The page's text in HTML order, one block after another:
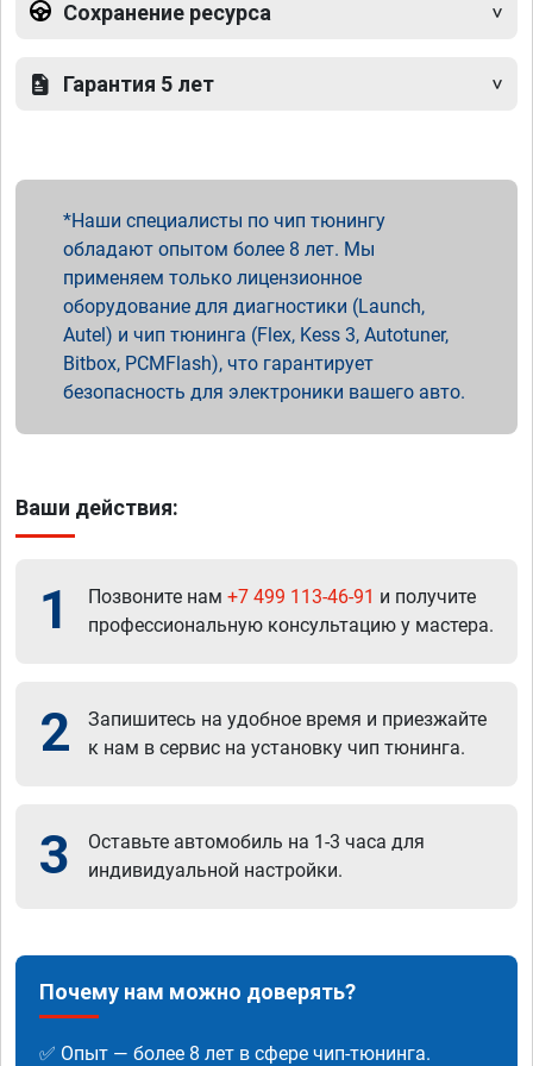
Сохранение ресурса
Гарантия 5 лет
Наши специалисты по чип тюнингу
обладают опытом более 8 лет. Мы
применяем только лицензионное
оборудование для диагностики (Launch,
Autel) и чип тюнинга (Flex, Kess 3, Autotuner,
Bitbox, PCMFlash), что гарантирует
безопасность для электроники вашего авто.
Ваши действия:
1 Позвоните нам +7 499 113-46-91 и получите
профессиональную консультацию у мастера.
2
Запишитесь на удобное время и приезжайте
к нам в сервис на установку чип тюнинга.
3
Оставьте автомобиль на 1-3 часа для
индивидуальной настройки.
Почему нам можно доверять?
✅ Опыт — более 8 лет в сфере чип-тюнинга.